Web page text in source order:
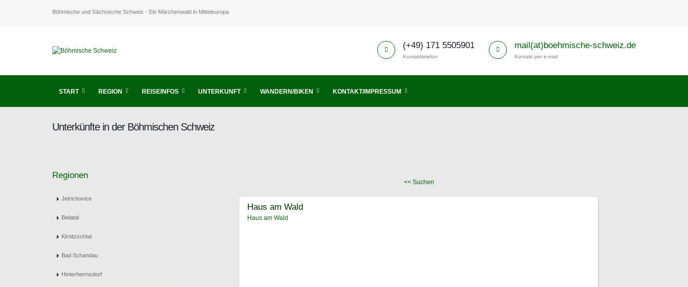
Böhmische und Sächsische Schweiz - Ein Märchenwald in Mitteleuropa
(+49) 171 5505901
Kontakttelefon
mail(at)boehmische-schweiz.de
Kontakt per e-mail
START REGION REISEINFOS UNTERKUNFT WANDERN/BIKEN KONTAKT/IMPRESSUM
Unterkünfte in der Böhmischen Schweiz
Regionen
Jetrichovice
Bielatal
Kirnitzschtal
Bad Schandau
Hinterhermsdorf
<< Suchen
Haus am Wald
Haus am Wald